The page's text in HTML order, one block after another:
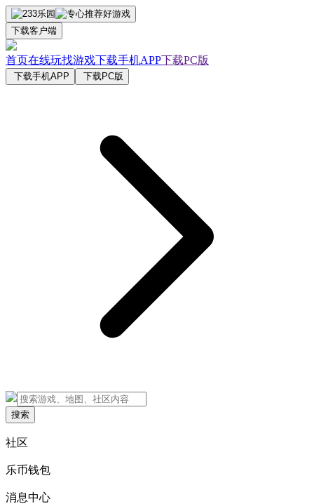
下载客户端
首页在线玩找游戏下载手机APP下载PC版
下载手机APP 下载PC版
搜索
社区
乐币钱包
消息中心